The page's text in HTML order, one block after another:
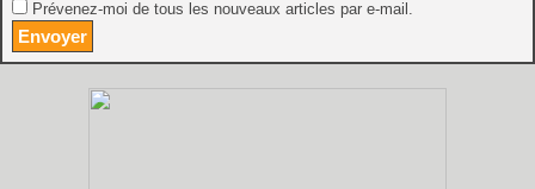
Prévenez-moi de tous les nouveaux articles par e-mail.